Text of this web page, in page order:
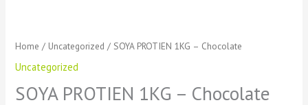
Home / Uncategorized / SOYA PROTIEN 1KG – Chocolate
Uncategorized
SOYA PROTIEN 1KG – Chocolate